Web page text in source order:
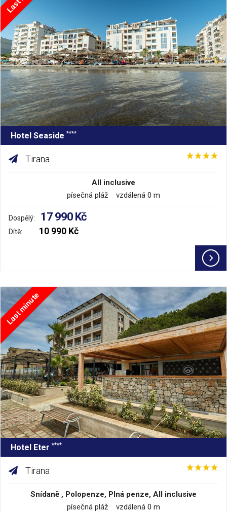
Hotel Seaside ****
Tirana
All inclusive
písečná pláž vzdálená 0 m
Dospělý: 17 990 Kč
Dítě: 10 990 Kč
Last minute
Hotel Eter ****
Tirana
Snídaně , Polopenze, Plná penze, All inclusive
písečná pláž vzdálená 0 m